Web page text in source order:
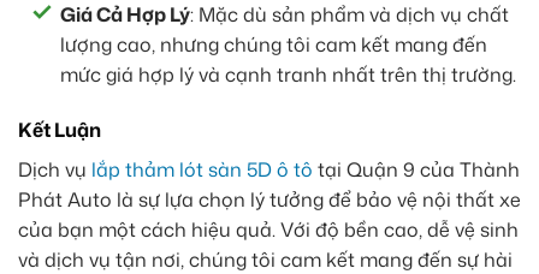
Giá Cả Hợp Lý: Mặc dù sản phẩm và dịch vụ chất
lượng cao, nhưng chúng tôi cam kết mang đến
mức giá hợp lý và cạnh tranh nhất trên thị trường.
Kết Luận
Dịch vụ lắp thảm lót sàn 5D ô tô tại Quận 9 của Thành
Phát Auto là sự lựa chọn lý tưởng để bảo vệ nội thất xe
của bạn một cách hiệu quả. Với độ bền cao, dễ vệ sinh
và dịch vụ tận nơi, chúng tôi cam kết mang đến sự hài